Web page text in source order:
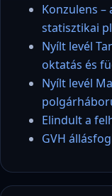
Konzulens
statisztikai
Nyílt levél
oktatás és
Nyílt levél
Elindult a
GVH